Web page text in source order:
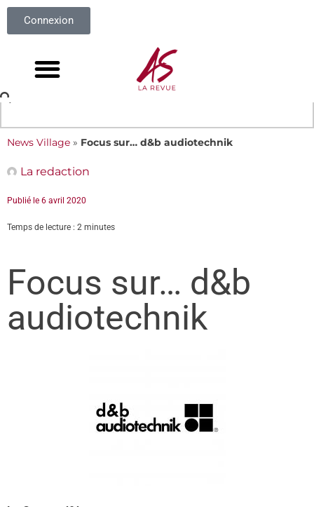
Connexion
News Village » Focus sur… d&b audiotechnik
La redaction
Publié le 6 avril 2020
Temps de lecture : 2 minutes
Focus sur… d&b
audiotechnik